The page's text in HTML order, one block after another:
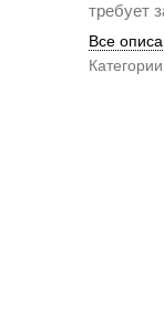
требует
Все